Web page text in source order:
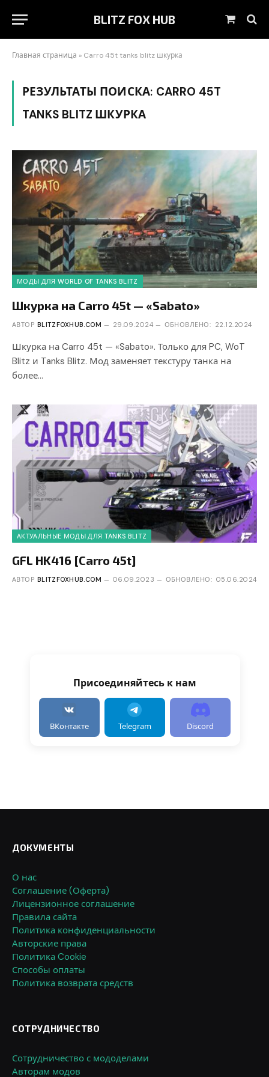
BLITZ FOX HUB Корзина
Главная страница » Carro 45t tanks blitz шкурка
РЕЗУЛЬТАТЫ ПОИСКА: CARRO 45T
TANKS BLITZ ШКУРКА
МОДЫ ДЛЯ WORLD OF TANKS BLITZ
Шкурка на Carro 45t — «Sabato»
АВТОР BLITZFOXHUB.COM 29.09.2024 ОБНОВЛЕНО: 22.12.2024
Шкурка на Carro 45t — «Sabato». Только для PC, WoT
Blitz и Tanks Blitz. Мод заменяет текстуру танка на
более…
АКТУАЛЬНЫЕ МОДЫ ДЛЯ TANKS BLITZ
GFL HK416 [Carro 45t]
АВТОР BLITZFOXHUB.COM 06.09.2023 ОБНОВЛЕНО: 05.06.2024
Присоединяйтесь к нам
ВКонтакте Telegram Discord
ДОКУМЕНТЫ
О нас
Соглашение (Оферта)
Лицензионное соглашение
Правила сайта
Политика конфиденциальности
Авторские права
Политика Cookie
Способы оплаты
Политика возврата средств
СОТРУДНИЧЕСТВО
Сотрудничество с мододелами
Авторам модов